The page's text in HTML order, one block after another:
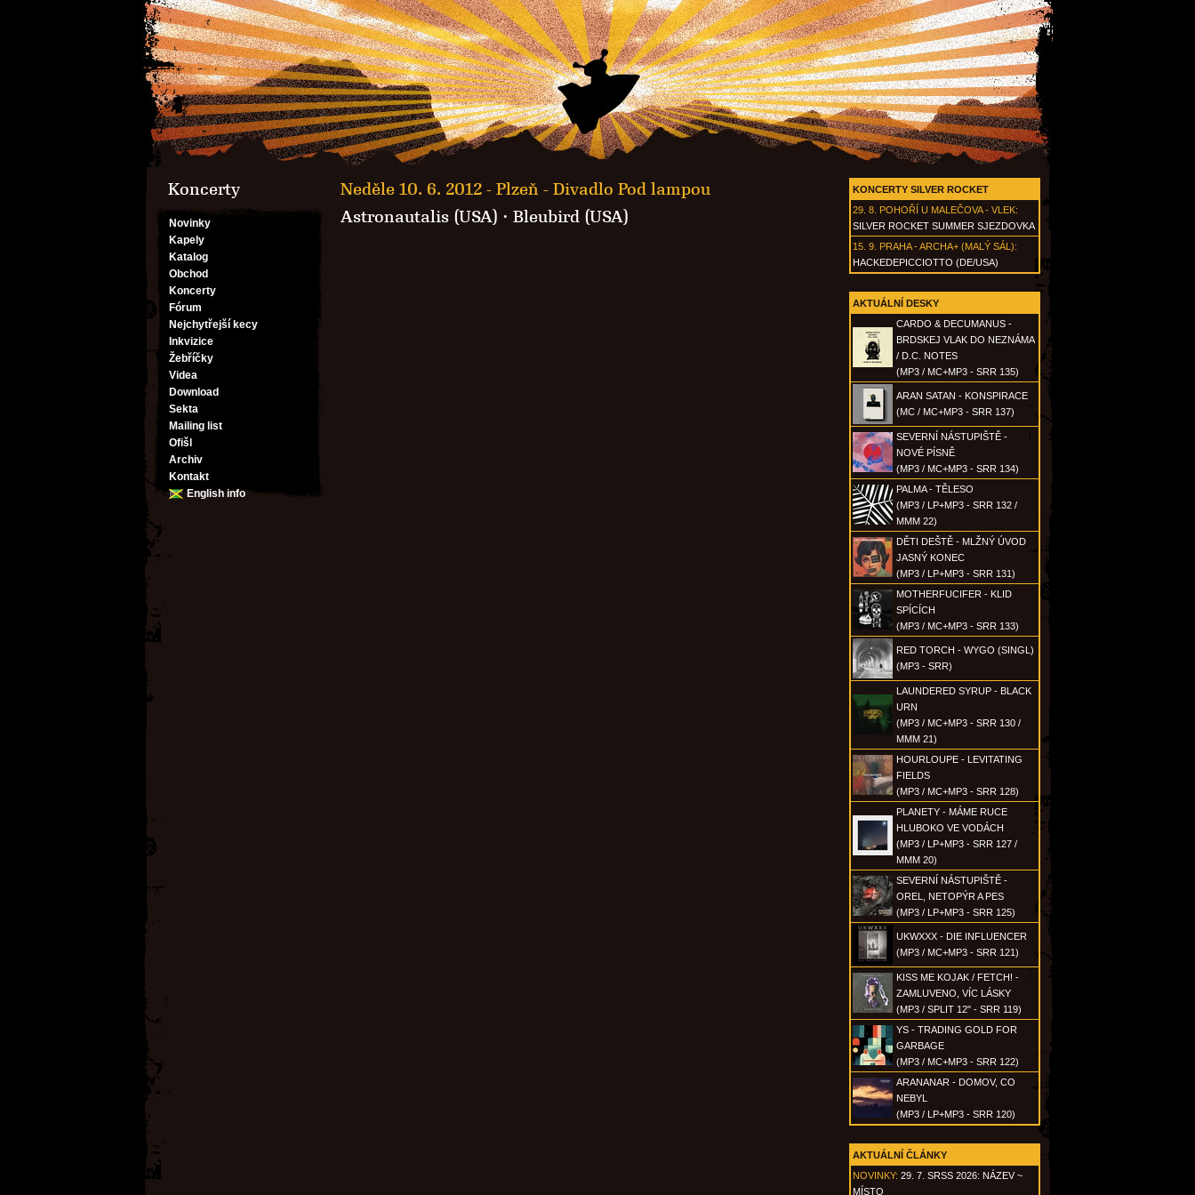
Koncerty
Novinky
Kapely
Katalog
Obchod
Koncerty
Fórum
Nejchytřejší kecy
Inkvizice
Žebříčky
Videa
Download
Sekta
Mailing list
Ofišl
Archiv
Kontakt
English info
KONCERTY SILVER ROCKET
29. 8. POHOŘÍ U MALEČOVA - VLEK:
SILVER ROCKET SUMMER SJEZDOVKA
15. 9. PRAHA - ARCHA+ (MALÝ SÁL):
HACKEDEPICCIOTTO (DE/USA)
AKTUÁLNÍ DESKY
CARDO & DECUMANUS -
BRDSKEJ VLAK DO NEZNÁMA
/ D.C. NOTES
(MP3 / MC+MP3 - SRR 135)
ARAN SATAN - KONSPIRACE
(MC / MC+MP3 - SRR 137)
SEVERNÍ NÁSTUPIŠTĚ -
NOVÉ PÍSNĚ
(MP3 / MC+MP3 - SRR 134)
PALMA - TĚLESO
(MP3 / LP+MP3 - SRR 132 /
MMM 22)
DĚTI DEŠTĚ - MLŽNÝ ÚVOD
JASNÝ KONEC
(MP3 / LP+MP3 - SRR 131)
MOTHERFUCIFER - KLID
SPÍCÍCH
(MP3 / MC+MP3 - SRR 133)
RED TORCH - WYGO (SINGL)
(MP3 - SRR)
LAUNDERED SYRUP - BLACK
URN
(MP3 / MC+MP3 - SRR 130 /
MMM 21)
HOURLOUPE - LEVITATING
FIELDS
(MP3 / MC+MP3 - SRR 128)
PLANETY - MÁME RUCE
HLUBOKO VE VODÁCH
(MP3 / LP+MP3 - SRR 127 /
MMM 20)
SEVERNÍ NÁSTUPIŠTĚ -
OREL, NETOPÝR A PES
(MP3 / LP+MP3 - SRR 125)
UKWXXX - DIE INFLUENCER
(MP3 / MC+MP3 - SRR 121)
KISS ME KOJAK / FETCH! -
ZAMLUVENO, VÍC LÁSKY
(MP3 / SPLIT 12" - SRR 119)
YS - TRADING GOLD FOR
GARBAGE
(MP3 / MC+MP3 - SRR 122)
ARANANAR - DOMOV, CO
NEBYL
(MP3 / LP+MP3 - SRR 120)
AKTUÁLNÍ ČLÁNKY
NOVINKY: 29. 7. SRSS 2026: NÁZEV ~
MÍSTO
Neděle 10. 6. 2012 - Plzeň - Divadlo Pod lampou
Astronautalis (USA) · Bleubird (USA)